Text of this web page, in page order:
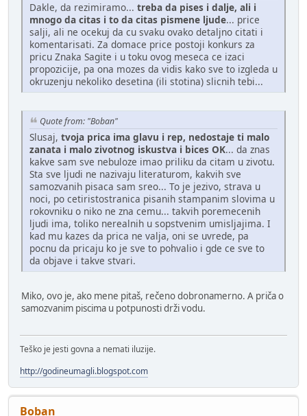
Dakle, da rezimiramo... treba da pises i dalje, ali i
mnogo da citas i to da citas pismene ljude... price
salji, ali ne ocekuj da cu svaku ovako detaljno citati i
komentarisati. Za domace price postoji konkurs za
pricu Znaka Sagite i u toku ovog meseca ce izaci
propozicije, pa ona mozes da vidis kako sve to izgleda u
okruzenju nekoliko desetina (ili stotina) slicnih tebi...
Quote from: "Boban"
Slusaj, tvoja prica ima glavu i rep, nedostaje ti malo
zanata i malo zivotnog iskustva i bices OK... da znas
kakve sam sve nebuloze imao priliku da citam u zivotu.
Sta sve ljudi ne nazivaju literaturom, kakvih sve
samozvanih pisaca sam sreo... To je jezivo, strava u
noci, po cetiristostranica pisanih stampanim slovima u
rokovniku o niko ne zna cemu... takvih poremecenih
ljudi ima, toliko nerealnih u sopstvenim umisljajima. I
kad mu kazes da prica ne valja, oni se uvrede, pa
pocnu da pricaju ko je sve to pohvalio i gde ce sve to
da objave i takve stvari.
Miko, ovo je, ako mene pitaš, rečeno dobronamerno. A priča o
samozvanim piscima u potpunosti drži vodu.
Teško je jesti govna a nemati iluzije.
http://godineumagli.blogspot.com
Boban